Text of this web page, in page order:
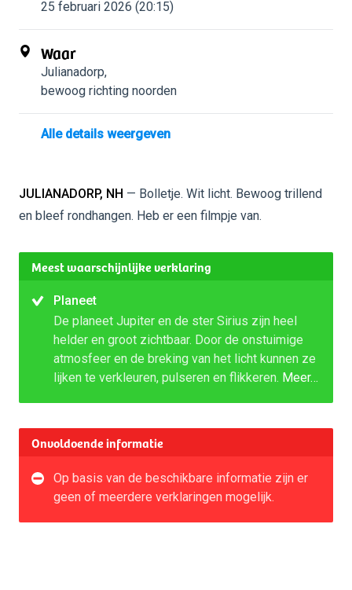
25 februari 2026 (20:15)
Waar
Julianadorp,
bewoog richting noorden
Alle details weergeven
JULIANADORP, NH — Bolletje. Wit licht. Bewoog trillend
en bleef rondhangen. Heb er een filmpje van.
Meest waarschijnlijke verklaring
Planeet
De planeet Jupiter en de ster Sirius zijn heel
helder en groot zichtbaar. Door de onstuimige
atmosfeer en de breking van het licht kunnen ze
lijken te verkleuren, pulseren en flikkeren. Meer…
Onvoldoende informatie
Op basis van de beschikbare informatie zijn er
geen of meerdere verklaringen mogelijk.